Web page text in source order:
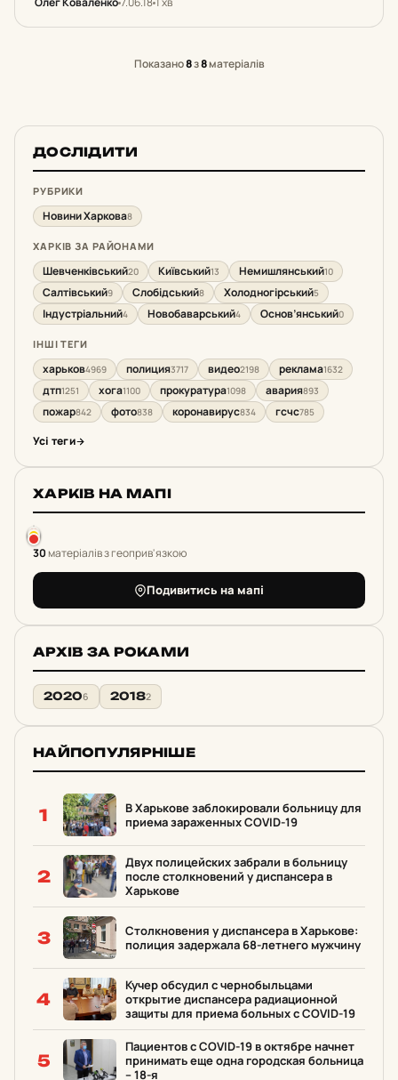
протекает крыша.
Показано8з8матеріалів
ДОСЛІДИТИ
РУБРИКИ
Новини Харкова8
ХАРКІВ ЗА РАЙОНАМИ
Шевченківський20 Київський13 Немишлянський10
Салтівський9 Слобідський8 Холодногірський5
Індустріальний4 Новобаварський4 Основ’янський0
ІНШІ ТЕГИ
харьков4969 полиция3717 видео2198 реклама1632
дтп1251 хога1100 прокуратура1098 авария893
пожар842 фото838 коронавирус834 гсчс785
Усі теги
ХАРКІВ НА МАПІ
30матеріалів з геоприв'язкою
Подивитись на мапі
АРХІВ ЗА РОКАМИ
20206 20182
НАЙПОПУЛЯРНІШЕ
1
В Харькове заблокировали больницу для
приема зараженных COVID-19
2
Двух полицейских забрали в больницу
после столкновений у диспансера в
Харькове
3
Столкновения у диспансера в Харькове:
полиция задержала 68-летнего мужчину
4
Кучер обсудил с чернобыльцами
открытие диспансера радиационной
защиты для приема больных с COVID-19
5
Пациентов с COVID-19 в октябре начнет
принимать еще одна городская больница
– 18-я